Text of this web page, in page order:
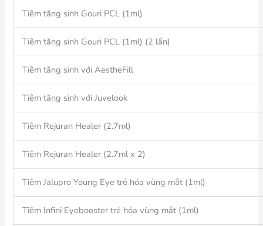
Tiêm tăng sinh Gouri PCL (1ml)
Tiêm tăng sinh Gouri PCL (1ml) (2 lần)
Tiêm tăng sinh với AestheFill
Tiêm tăng sinh với Juvelook
Tiêm Rejuran Healer (2.7ml)
Tiêm Rejuran Healer (2.7ml x 2)
Tiêm Jalupro Young Eye trẻ hóa vùng mắt (1ml)
Tiêm Infini Eyebooster trẻ hóa vùng mắt (1ml)